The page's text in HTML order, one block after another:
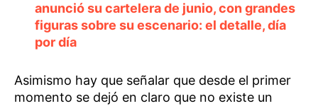
anunció su cartelera de junio, con grandes
figuras sobre su escenario: el detalle, día
por día
Asimismo hay que señalar que desde el primer
momento se dejó en claro que no existe un